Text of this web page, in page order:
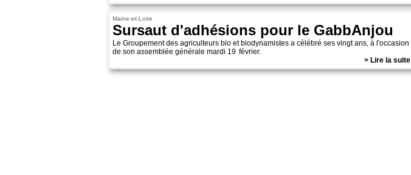
Maine-et-Loire
Sursaut d'adhésions pour le GabbAnjou
Le Groupement des agriculteurs bio et biodynamistes a célébré ses vingt ans, à l'occasion
de son assemblée générale mardi 19 février.
> Lire la suite